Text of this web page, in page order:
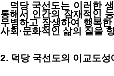
덕당 국선도는 이러한
통해서 인간의 잠재적인
무병하고 장생하여 행복
사회·문화적인 삶의 질을
2. 덕당 국선도의 이교도